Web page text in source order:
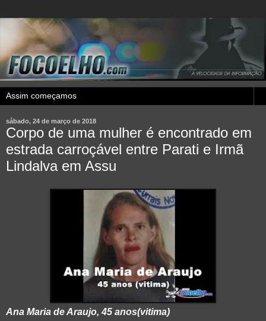
sábado, 24 de março de 2018
Corpo de uma mulher é encontrado em
estrada carroçável entre Parati e Irmã
Lindalva em Assu
Ana Maria de Araujo, 45 anos(vitima)